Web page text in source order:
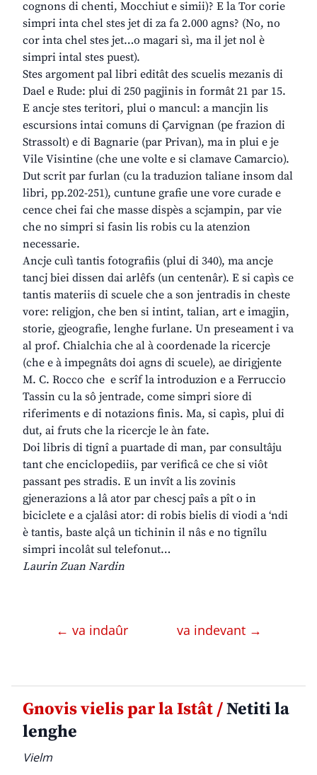
cognons di chenti, Mocchiut e simii)? E la Tor corie
simpri inta chel stes jet di za fa 2.000 agns? (No, no
cor inta chel stes jet…o magari sì, ma il jet nol è
simpri intal stes puest).
Stes argoment pal libri editât des scuelis mezanis di
Dael e Rude: plui di 250 pagjinis in formât 21 par 15.
E ancje stes teritori, plui o mancul: a mancjin lis
escursions intai comuns di Çarvignan (pe frazion di
Strassolt) e di Bagnarie (par Privan), ma in plui e je
Vile Visintine (che une volte e si clamave Camarcio).
Dut scrit par furlan (cu la traduzion taliane insom dal
libri, pp.202-251), cuntune grafie une vore curade e
cence chei fai che masse dispès a scjampin, par vie
che no simpri si fasin lis robis cu la atenzion
necessarie.
Ancje culì tantis fotografiis (plui di 340), ma ancje
tancj biei dissen dai arlêfs (un centenâr). E si capìs ce
tantis materiis di scuele che a son jentradis in cheste
vore: religjon, che ben si intint, talian, art e imagjin,
storie, gjeografie, lenghe furlane. Un preseament i va
al prof. Chialchia che al à coordenade la ricercje
(che e à impegnâts doi agns di scuele), ae dirigjente
M. C. Rocco che e scrîf la introduzion e a Ferruccio
Tassin cu la sô jentrade, come simpri siore di
riferiments e di notazions finis. Ma, si capìs, plui di
dut, ai fruts che la ricercje le àn fate.
Doi libris di tignî a puartade di man, par consultâju
tant che enciclopediis, par verificâ ce che si viôt
passant pes stradis. E un invît a lis zovinis
gjenerazions a lâ ator par chescj paîs a pît o in
biciclete e a cjalâsi ator: di robis bielis di viodi a ‘ndi
è tantis, baste alçâ un tichinin il nâs e no tignîlu
simpri incolât sul telefonut…
Laurin Zuan Nardin
← va indaûr va indevant →
Gnovis vielis par la Istât /Netiti la
lenghe
Vielm